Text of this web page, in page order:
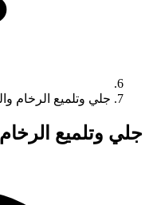
جلي وتلميع الرخام
جلي وتلميع